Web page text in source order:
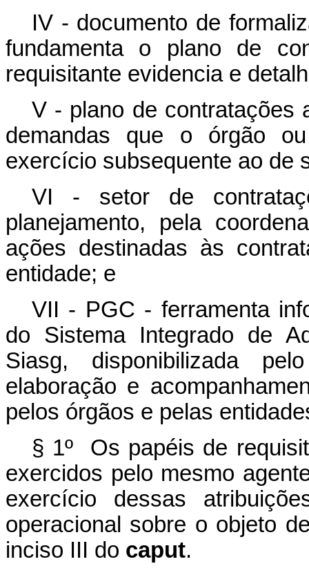
IV - documento de
fundamenta o plano de
requisitante evidencia e
V - plano de contratações
demandas que o órgão
exercício subsequente ao de
VI - setor de
planejamento, pela
ações destinadas às
entidade; e
VII - PGC - ferramenta
do Sistema Integrado de
Siasg, disponibilizada
elaboração e
pelos órgãos e pelas
§ 1º Os papéis de
exercidos pelo mesmo
exercício dessas
operacional sobre o objeto
inciso III do caput.